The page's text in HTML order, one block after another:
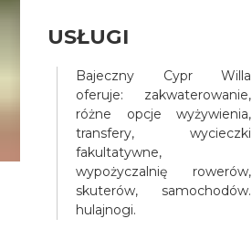
USŁUGI
Bajeczny Cypr Willa
oferuje: zakwaterowanie,
różne opcje wyżywienia,
transfery, wycieczki
fakultatywne,
wypożyczalnię rowerów,
skuterów, samochodów.
hulajnogi.